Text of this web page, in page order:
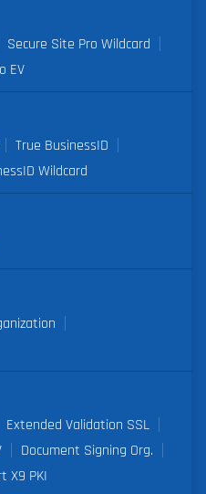
Secure Site Pro Wildcard
EV
True BusinessID
Wildcard
Extended Validation SSL
Document Signing Org.
X9 PKI